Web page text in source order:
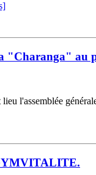
"Charanga" au
l'assemblée